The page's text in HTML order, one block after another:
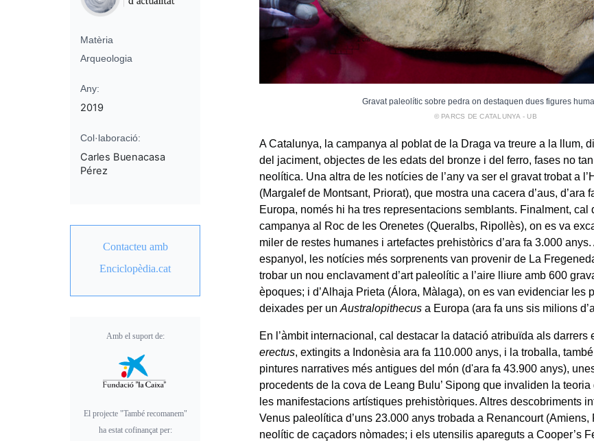
Gravat paleolític sobre pedra on destaquen dues figures
© PARCS DE CATALUNYA - UB
A Catalunya, la campanya al poblat de la Draga va treure a la llum,
del jaciment, objectes de les edats del bronze i del ferro, fases no
neolítica. Una altra de les notícies de l’any va ser el gravat trobat a
(Margalef de Montsant, Priorat), que mostra una cacera d’aus, d’ara
Europa, només hi ha tres representacions semblants. Finalment, cal
campanya al Roc de les Orenetes (Queralbs, Ripollès), on es va
miler de restes humanes i artefactes prehistòrics d’ara fa 3.000 anys.
espanyol, les notícies més sorprenents van provenir de La
trobar un nou enclavament d’art paleolític a l’aire lliure amb 600
èpoques; i d’Alhaja Prieta (Álora, Màlaga), on es van evidenciar les
deixades per unAustralopithecus a Europa (ara fa uns sis milions
En l’àmbit internacional, cal destacar la datació atribuïda als darrers
erectus, extingits a Indonèsia ara fa 110.000 anys, i la troballa,
pintures narratives més antigues del món (d'ara fa 43.900 anys),
procedents de la cova de Leang Bulu’ Sipong que invaliden la teoria
les manifestacions artístiques prehistòriques. Altres descobriments
Venus paleolítica d’uns 23.000 anys trobada a Renancourt (Amiens,
neolític de caçadors nòmades; i els utensilis apareguts a Cooper’s
Matèria
Arqueologia
Any:
2019
Col·laboració:
Carles Buenacasa
Pérez
Contacteu amb
Enciclopèdia.cat
Amb el suport de:
El projecte "També recomanem"
ha estat cofinançat per: